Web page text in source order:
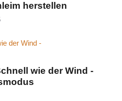
herstellen
wie der Wind -